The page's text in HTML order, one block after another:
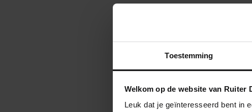
Toestemming
Welkom op de website van Ruiter
Leuk dat je geïnteresseerd bent in